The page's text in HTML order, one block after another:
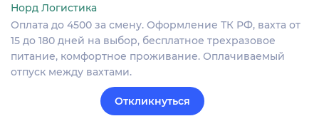
Норд Логистика
Оплата до 4500 за смену. Оформление ТК РФ, вахта от
15 до 180 дней на выбор, бесплатное трехразовое
питание, комфортное проживание. Оплачиваемый
отпуск между вахтами.
Откликнуться